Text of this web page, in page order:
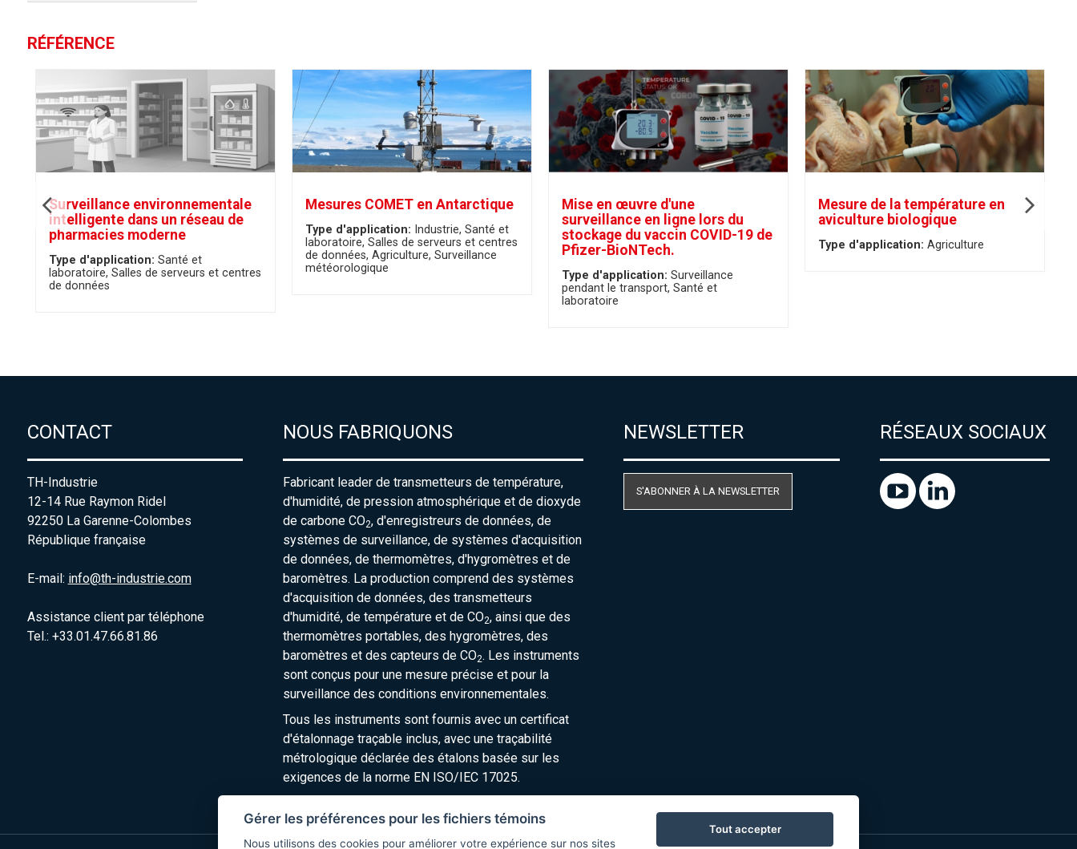
RÉFÉRENCE
Surveillance environnementale
intelligente dans un réseau de
pharmacies moderne
Type d'application: Santé et
laboratoire Salles de serveurs et centres
de données
Mesures COMET en Antarctique
Type d'application: Industrie Santé et
laboratoire Salles de serveurs et centres
de données Agriculture Surveillance
météorologique
Mise en œuvre d'une
surveillance en ligne lors du
stockage du vaccin COVID-19 de
Pfizer-BioNTech.
Type d'application: Surveillance
pendant le transport Santé et
laboratoire
Mesure de la température en
aviculture biologique
Type d'application: Agriculture
CONTACT
TH-Industrie
12-14 Rue Raymon Ridel
92250 La Garenne-Colombes
République française
E-mail: info@th-industrie.com
Assistance client par téléphone
Tel.: +33.01.47.66.81.86
NOUS FABRIQUONS
Fabricant leader de transmetteurs de température,
d'humidité, de pression atmosphérique et de dioxyde
de carbone CO2, d'enregistreurs de données, de
systèmes de surveillance, de systèmes d'acquisition
de données, de thermomètres, d'hygromètres et de
baromètres. La production comprend des systèmes
d'acquisition de données, des transmetteurs
d'humidité, de température et de CO2, ainsi que des
thermomètres portables, des hygromètres, des
baromètres et des capteurs de CO2. Les instruments
sont conçus pour une mesure précise et pour la
surveillance des conditions environnementales.
Tous les instruments sont fournis avec un certificat
d'étalonnage traçable inclus, avec une traçabilité
métrologique déclarée des étalons basée sur les
exigences de la norme EN ISO/IEC 17025.
NEWSLETTER
S'ABONNER À LA NEWSLETTER
RÉSEAUX SOCIAUX
Gérer les préférences pour les fichiers témoins
Nous utilisons des cookies pour améliorer votre expérience sur nos sites
Tout accepter